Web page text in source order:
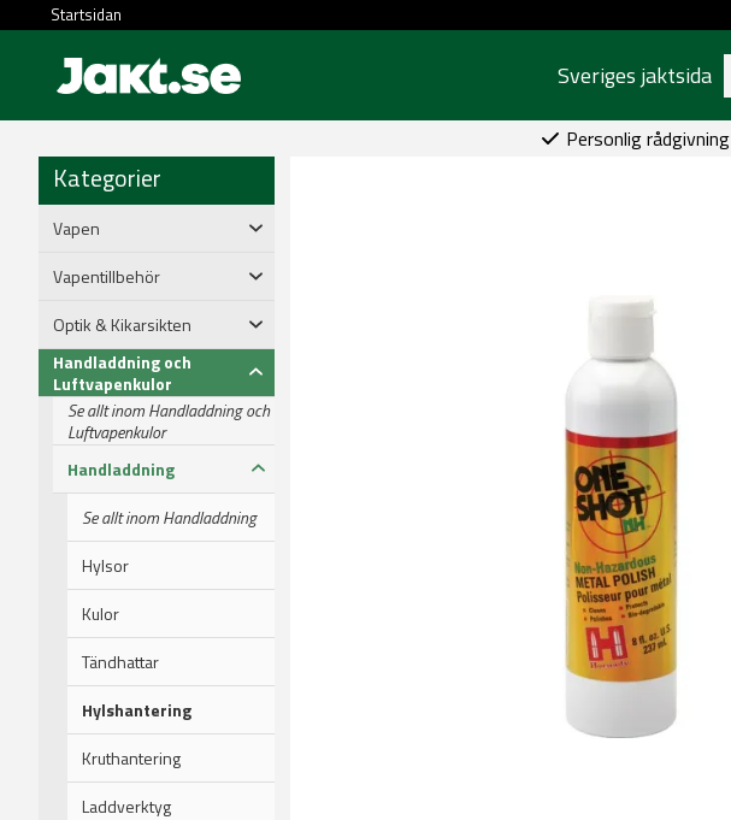
Startsidan
Sveriges jaktsida
Personlig rådgivning
Kategorier
Vapen
Vapentillbehör
Optik & Kikarsikten
Handladdning och
Luftvapenkulor
Se allt inom Handladdning och
Luftvapenkulor
Handladdning
Se allt inom Handladdning
Hylsor
Kulor
Tändhattar
Hylshantering
Kruthantering
Laddverktyg